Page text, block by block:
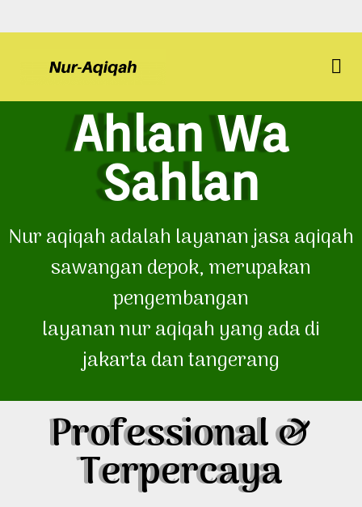
Ahlan Wa
Sahlan
Nur aqiqah adalah layanan jasa aqiqah
sawangan depok, merupakan
pengembangan
layanan nur aqiqah yang ada di
jakarta dan tangerang
Professional &
Terpercaya